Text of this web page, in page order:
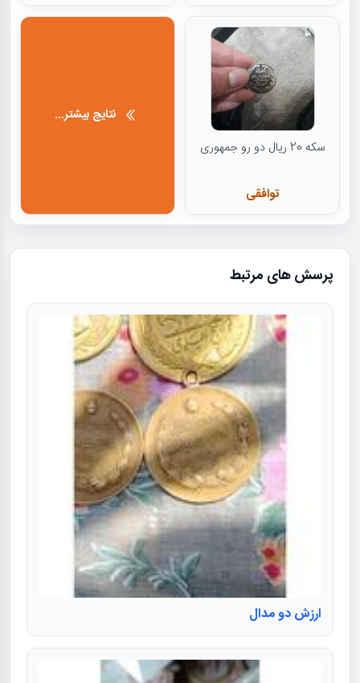
سکه 20 ریال دو رو جمهوری
توافقی
نتایج بیشتر...
پرسش های مرتبط
ارزش دو مدال